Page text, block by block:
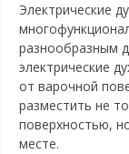
Электрические
разнообразным
электрические
от варочной
разместить не
поверхностью,
месте.